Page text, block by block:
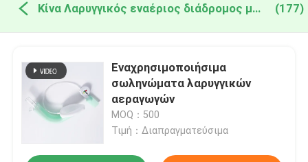
Κίνα Λαρυγγικός εναέριος διάδρομος μασκών (177)
Εναχρησιμοποιήσιμα
σωληνώματα λαρυγγικών
αεραγωγών
MOQ：500
Τιμή：Διαπραγματεύσιμα